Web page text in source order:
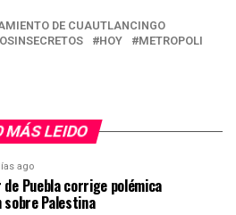
DE CUAUTLANCINGO
HOY
METROPOLI
MÁS LEIDO
ago
de Puebla corrige polémica
Palestina